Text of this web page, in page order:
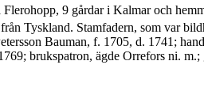
Flerohopp, 9 gårdar i Kalmar och
Tyskland. Stamfadern, som var
Bauman, f. 1705, d. 1741;
brukspatron, ägde Orrefors ni. m.;